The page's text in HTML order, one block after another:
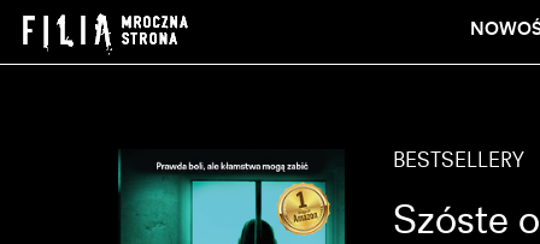
BESTSELLERY
Szóste